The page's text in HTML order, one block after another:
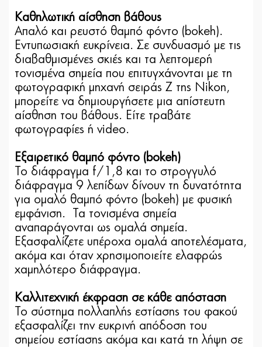
Καθηλωτική αίσθηση βάθους
Απαλό και ρευστό θαμπό φόντο (bokeh).
Εντυπωσιακή ευκρίνεια. Σε συνδυασμό με τις
διαβαθμισμένες σκιές και τα λεπτομερή
τονισμένα σημεία που επιτυγχάνονται με τη
φωτογραφική μηχανή σειράς Z της Nikon,
μπορείτε να δημιουργήσετε μια απίστευτη
αίσθηση του βάθους. Είτε τραβάτε
φωτογραφίες ή video.
Εξαιρετικό θαμπό φόντο (bokeh)
Το διάφραγμα f/1,8 και το στρογγυλό
διάφραγμα 9 λεπίδων δίνουν τη δυνατότητα
για ομαλό θαμπό φόντο (bokeh) με φυσική
εμφάνιση. Τα τονισμένα σημεία
αναπαράγονται ως ομαλά σημεία.
Εξασφαλίζετε υπέροχα ομαλά αποτελέσματα,
ακόμα και όταν χρησιμοποιείτε ελαφρώς
χαμηλότερο διάφραγμα.
Καλλιτεχνική έκφραση σε κάθε απόσταση
Το σύστημα πολλαπλής εστίασης του φακού
εξασφαλίζει την ευκρινή απόδοση του
σημείου εστίασης ακόμα και κατά τη λήψη σε